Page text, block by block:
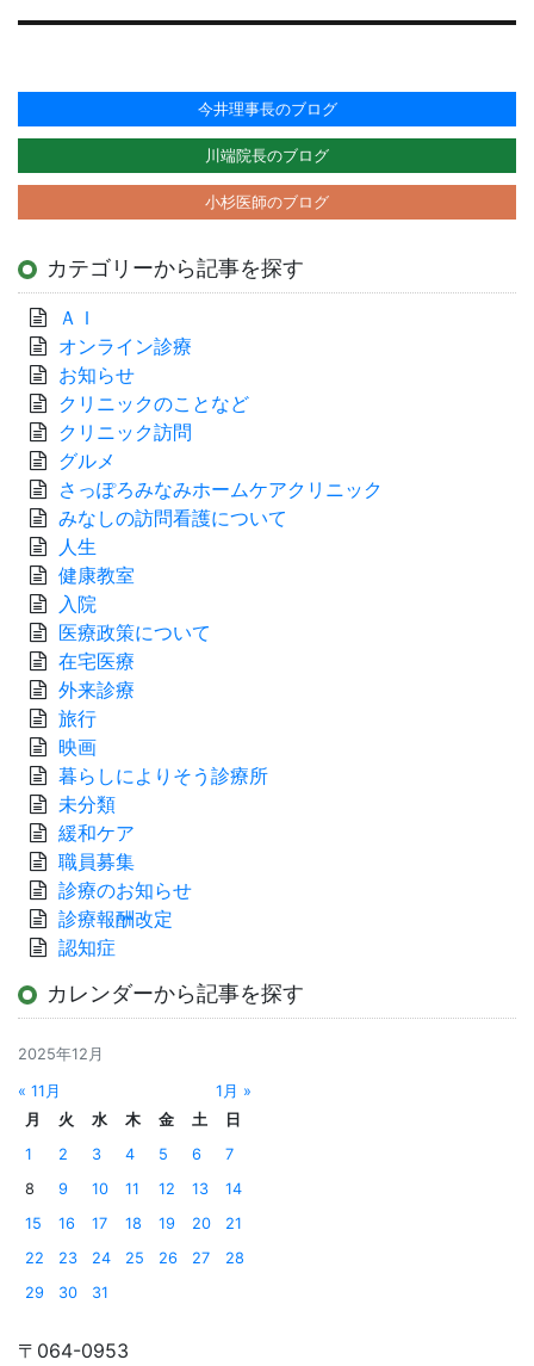
稿:
今井理事長のブログ
川端院長のブログ
小杉医師のブログ
カテゴリーから記事を探す
ＡＩ
オンライン診療
お知らせ
クリニックのことなど
クリニック訪問
グルメ
さっぽろみなみホームケアクリニック
みなしの訪問看護について
人生
健康教室
入院
医療政策について
在宅医療
外来診療
旅行
映画
暮らしによりそう診療所
未分類
緩和ケア
職員募集
診療のお知らせ
診療報酬改定
認知症
カレンダーから記事を探す
2025年12月
« 11月
1月 »
月
火 水 木 金 土
日
1
2 3 4 5 6
7
8
9 10 11 12 13
14
15
16 17 18 19 20
21
22
23 24 25 26 27
28
29
30 31
〒064-0953